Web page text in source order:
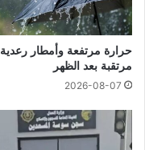
حرارة مرتفعة وأمطار رعدية
مرتقبة بعد الظهر
2026-08-07